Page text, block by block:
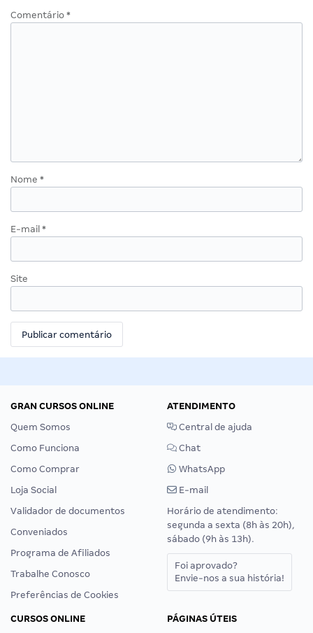
Comentário *
Nome *
E-mail *
Site
GRAN CURSOS ONLINE
Quem Somos
Como Funciona
Como Comprar
Loja Social
Validador de documentos
Conveniados
Programa de Afiliados
Trabalhe Conosco
Preferências de Cookies
ATENDIMENTO
Central de ajuda
Chat
WhatsApp
E-mail
Horário de atendimento:
segunda a sexta (8h às 20h),
sábado (9h às 13h).
Foi aprovado?
Envie-nos a sua história!
CURSOS ONLINE
PÁGINAS ÚTEIS